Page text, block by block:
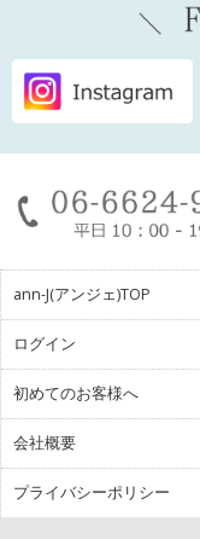
ann-J(アンジェ)TOP
ログイン
初めてのお客様へ
会社概要
プライバシーポリシー